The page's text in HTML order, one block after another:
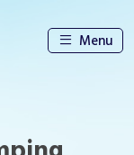
Menu